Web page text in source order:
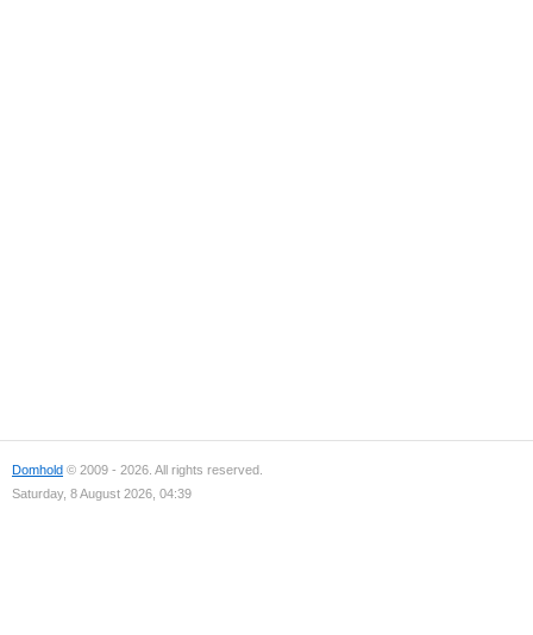
Domhold © 2009 - 2026. All rights reserved.
Saturday, 8 August 2026, 04:39